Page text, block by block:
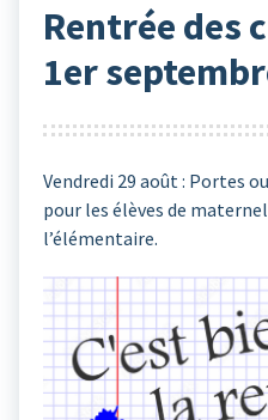
Rentrée des
1er
Vendredi 29 août : Portes
pour les élèves de
l’élémentaire.